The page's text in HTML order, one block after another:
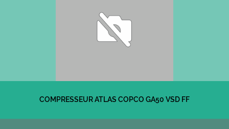
COMPRESSEUR ATLAS COPCO GA50 VSD FF